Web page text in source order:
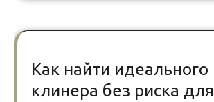
Как найти идеального
клинера без риска для